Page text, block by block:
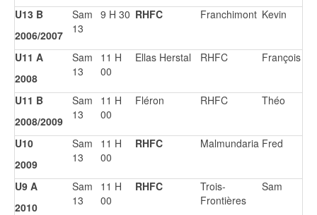
U13 B
2006/2007
Sam
13
9 H 30 RHFC Franchimont Kevin
U11 A
2008
Sam
13
11 H
00
Ellas Herstal RHFC François
U11 B
2008/2009
Sam
13
11 H
00
Fléron RHFC Théo
U10
2009
Sam
13
11 H
00
RHFC Malmundaria Fred
U9 A
2010
Sam
13
11 H
00
RHFC
Trois-
Frontières
Sam